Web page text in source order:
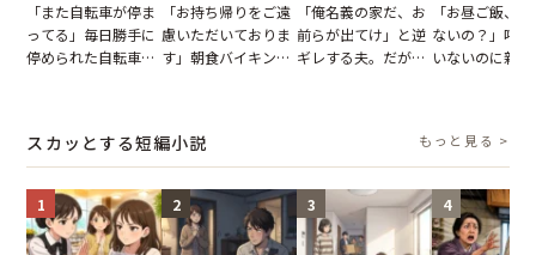
「また自転車が停ま
ってる」毎日勝手に
停められた自転車。
「お持ち帰りをご遠
慮いただいておりま
す」朝食バイキング
が一変
「俺名義の家だ、お
前らが出てけ」と逆
ギレする夫。だが、
「お昼ご飯、
ないの？」呼
いないのに新
スカッとする短編小説 もっと見る >
1 2 3 4